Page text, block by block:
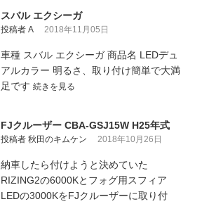
スバル エクシーガ
投稿者 A 2018年11月05日
車種 スバル エクシーガ 商品名 LEDデュ
アルカラー 明るさ、取り付け簡単で大満
足です 続きを見る
FJクルーザー CBA-GSJ15W H25年式
投稿者 秋田のキムケン 2018年10月26日
納車したら付けようと決めていた
RIZING2の6000Kとフォグ用スフィア
LEDの3000KをFJクルーザーに取り付